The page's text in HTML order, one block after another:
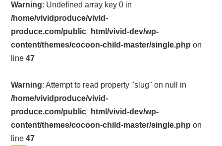
Warning: Undefined array key 0 in
/home/vividproduce/vivid-
produce.com/public_html/vivid-dev/wp-
content/themes/cocoon-child-master/single.php on
line47
Warning: Attempt to read property "slug" on null in
/home/vividproduce/vivid-
produce.com/public_html/vivid-dev/wp-
content/themes/cocoon-child-master/single.php on
line47